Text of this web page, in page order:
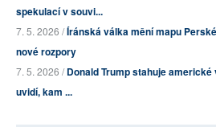
spekulací v souvi...
7. 5. 2026 /Íránská válka mění mapu
nové rozpory
7. 5. 2026 /Donald Trump stahuje
uvidí, kam ...